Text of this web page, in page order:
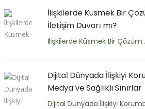
İlişkilerde Küsmek Bir
İletişim Duvarı mı?
İlişkilerde Küsmek Bir
Dijital Dünyada İlişkiyi
Medya ve Sağlıklı Sınırlar
Dijital Dünyada İlişkiyi